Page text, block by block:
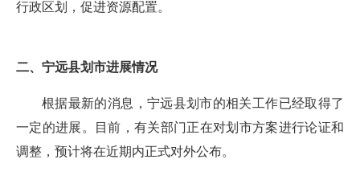
行政区划，促进资源配置。
二、宁远县划市进展情况
根据最新的消息，宁远县划市的相关工作已经取得了
一定的进展。目前，有关部门正在对划市方案进行论证和
调整，预计将在近期内正式对外公布。